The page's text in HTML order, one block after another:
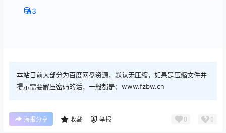
3
本站目前大部分为百度网盘资源，默认无压缩，如果是压缩文件并
提示需要解压密码的话，一般都是：www.fzbw.cn
海报分享 收藏 举报 0 0